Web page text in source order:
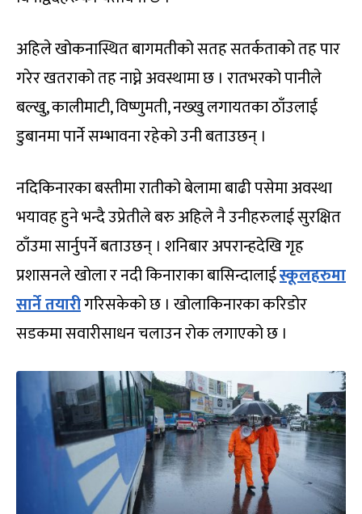
अहिले खोकनास्थित बागमतीको सतह सतर्कताको तह पार
गरेर खतराको तह नाघ्ने अवस्थामा छ । रातभरको पानीले
बल्खु, कालीमाटी, विष्णुमती, नख्खु लगायतका ठाँउलाई
डुबानमा पार्ने सम्भावना रहेको उनी बताउछन् ।
नदिकिनारका बस्तीमा रातीको बेलामा बाढी पसेमा अवस्था
भयावह हुने भन्दै उप्रेतीले बरु अहिले नै उनीहरुलाई सुरक्षित
ठाँउमा सार्नुपर्ने बताउछन् । शनिबार अपरान्हदेखि गृह
प्रशासनले खोला र नदी किनाराका बासिन्दालाईस्कूलहरुमा
सार्ने तयारीगरिसकेको छ । खोलाकिनारका करिडोर
सडकमा सवारीसाधन चलाउन रोक लगाएको छ ।